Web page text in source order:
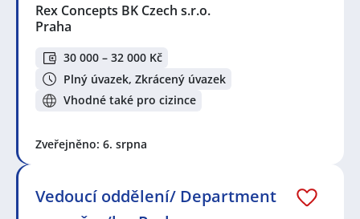
Rex Concepts BK Czech s.r.o.
Praha
30 000 – 32 000 Kč
Plný úvazek, Zkrácený úvazek
Vhodné také pro cizince
Zveřejněno: 6. srpna
Vedoucí oddělení/ Department